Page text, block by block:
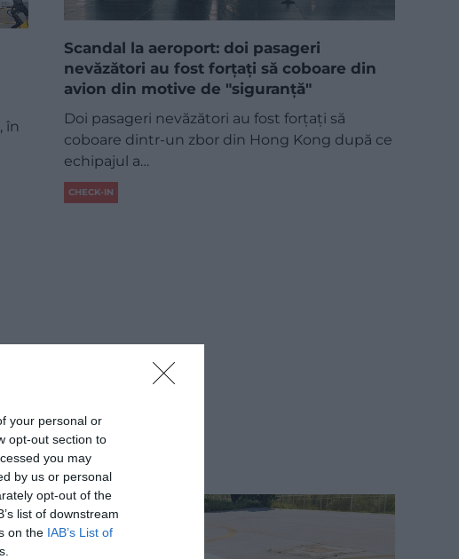
your personal or
opt-out section to
you may
by us or personal
opt-out of the
list of downstream
on the IAB’s List of
în
Scandal la aeroport: doi pasageri
nevăzători au fost forțați să coboare din
avion din motive de "siguranță"
Doi pasageri nevăzători au fost forțați să
coboare dintr-un zbor din Hong Kong după ce
echipajul a…
CHECK-IN